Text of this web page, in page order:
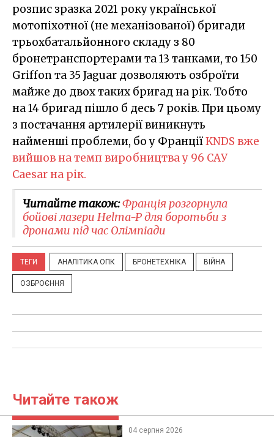
розпис зразка 2021 року української
мотопіхотної (не механізованої) бригади
трьохбатальйонного складу з 80
бронетранспортерами та 13 танками, то 150
Griffon та 35 Jaguar дозволяють озброїти
майже до двох таких бригад на рік. Тобто
на 14 бригад пішло б десь 7 років. При цьому
з постачання артилерії виникнуть
найменші проблеми, бо у ФранціїKNDS вже
вийшов на темп виробництва у 96 САУ
Caesar на рік.
Читайте також:Франція розгорнула
бойові лазери Helma-P для боротьби з
дронами під час Олімпіади
ТЕГИ АНАЛІТИКА ОПК БРОНЕТЕХНІКА ВІЙНА
ОЗБРОЄННЯ
Читайте також
04 серпня 2026